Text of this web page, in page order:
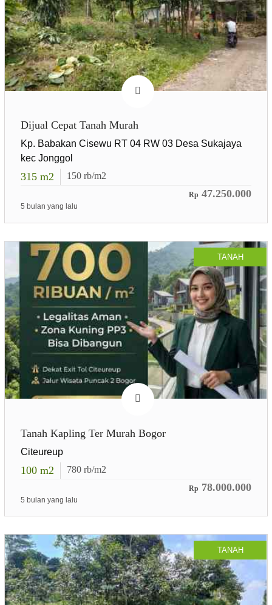
Dijual Cepat Tanah Murah
Kp. Babakan Cisewu RT 04 RW 03 Desa Sukajaya
kec Jonggol
315 m2 150 rb/m2
Rp 47.250.000
5 bulan yang lalu
TANAH
Tanah Kapling Ter Murah Bogor
Citeureup
100 m2 780 rb/m2
Rp 78.000.000
5 bulan yang lalu
TANAH